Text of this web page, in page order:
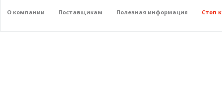
О компании Поставщикам Полезная информация Стоп